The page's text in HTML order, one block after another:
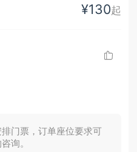
¥130起
门票，订单座位要求可
询。